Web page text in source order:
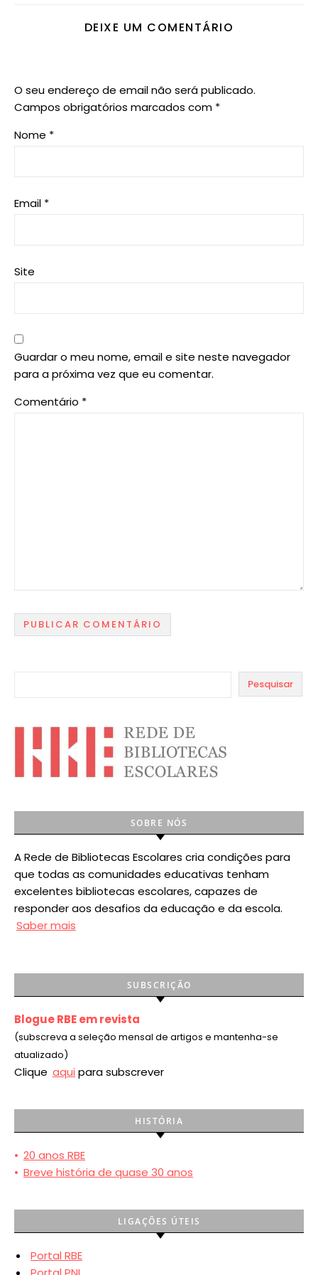
DEIXE UM COMENTÁRIO
O seu endereço de email não será publicado.
Campos obrigatórios marcados com *
Nome *
Email *
Site
Guardar o meu nome, email e site neste navegador
para a próxima vez que eu comentar.
Comentário *
Pesquisar
SOBRE NÓS
A Rede de Bibliotecas Escolares cria condições para
que todas as comunidades educativas tenham
excelentes bibliotecas escolares, capazes de
responder aos desafios da educação e da escola.
Saber mais
SUBSCRIÇÃO
Blogue RBE em revista
(subscreva a seleção mensal de artigos e mantenha-se
atualizado)
Clique aqui para subscrever
HISTÓRIA
• 20 anos RBE
• Breve história de quase 30 anos
LIGAÇÕES ÚTEIS
Portal RBE